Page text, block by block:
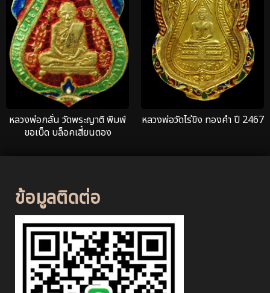
หลวงพ่อกลั่น วัดพระญาติ พิมพ์
ขอเบ็ด บล็อคเสี้ยนตอง
หลวงพ่อวัดไร่ขิง ทองคำ ปี 2467
ข้อมูลติดต่อ